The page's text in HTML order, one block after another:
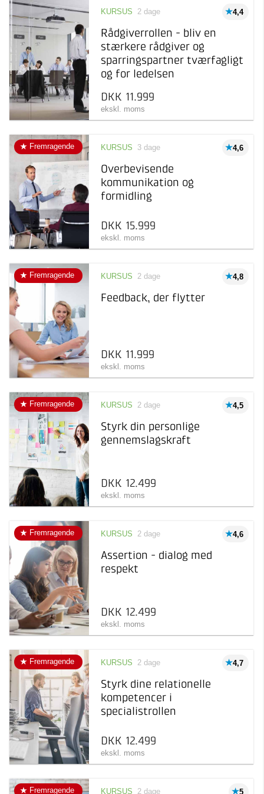
4,4
KURSUS 2 dage
Rådgiverrollen - bliv en
stærkere rådgiver og
sparringspartner tværfagligt
og for ledelsen
DKK 11.999
ekskl. moms
Fremragende 4,6
KURSUS 3 dage
Overbevisende
kommunikation og
formidling
DKK 15.999
ekskl. moms
Fremragende 4,8
KURSUS 2 dage
Feedback, der flytter
DKK 11.999
ekskl. moms
Fremragende 4,5
KURSUS 2 dage
Styrk din personlige
gennemslagskraft
DKK 12.499
ekskl. moms
Fremragende 4,6
KURSUS 2 dage
Assertion - dialog med
respekt
DKK 12.499
ekskl. moms
Fremragende 4,7
KURSUS 2 dage
Styrk dine relationelle
kompetencer i
specialistrollen
DKK 12.499
ekskl. moms
Fremragende 5
KURSUS 2 dage